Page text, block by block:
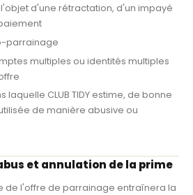
d'une rétractation, d'un impayé
parrainage
multiples ou identités multiples
laquelle CLUB TIDY estime, de bonne
de manière abusive ou
et annulation de la prime
de l'offre de parrainage entraînera la